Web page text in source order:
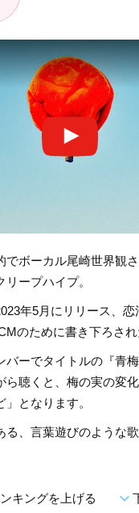
でボーカル尾崎世界観
ープハイプ。
年5月にリリース、
のために書き下ろされ
バーでタイトルの『青
ら聴くと、梅の実の変
となります。
る、言葉遊びのような
キングを上げる expand_more